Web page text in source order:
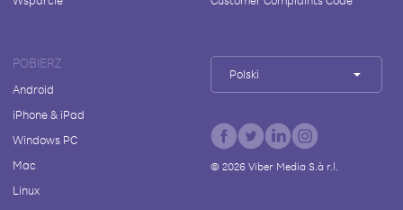
POBIERZ
Android
iPhone & iPad
Windows PC
Mac
Linux
Polski
© 2026Viber Media S.à r.l.